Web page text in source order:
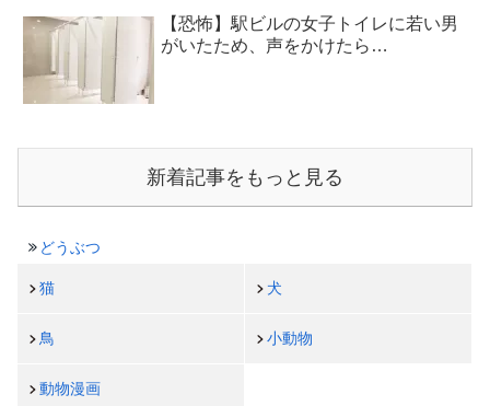
【恐怖】駅ビルの女子トイレに若い男
がいたため、声をかけたら…
新着記事をもっと見る
どうぶつ
猫 犬
鳥 小動物
動物漫画